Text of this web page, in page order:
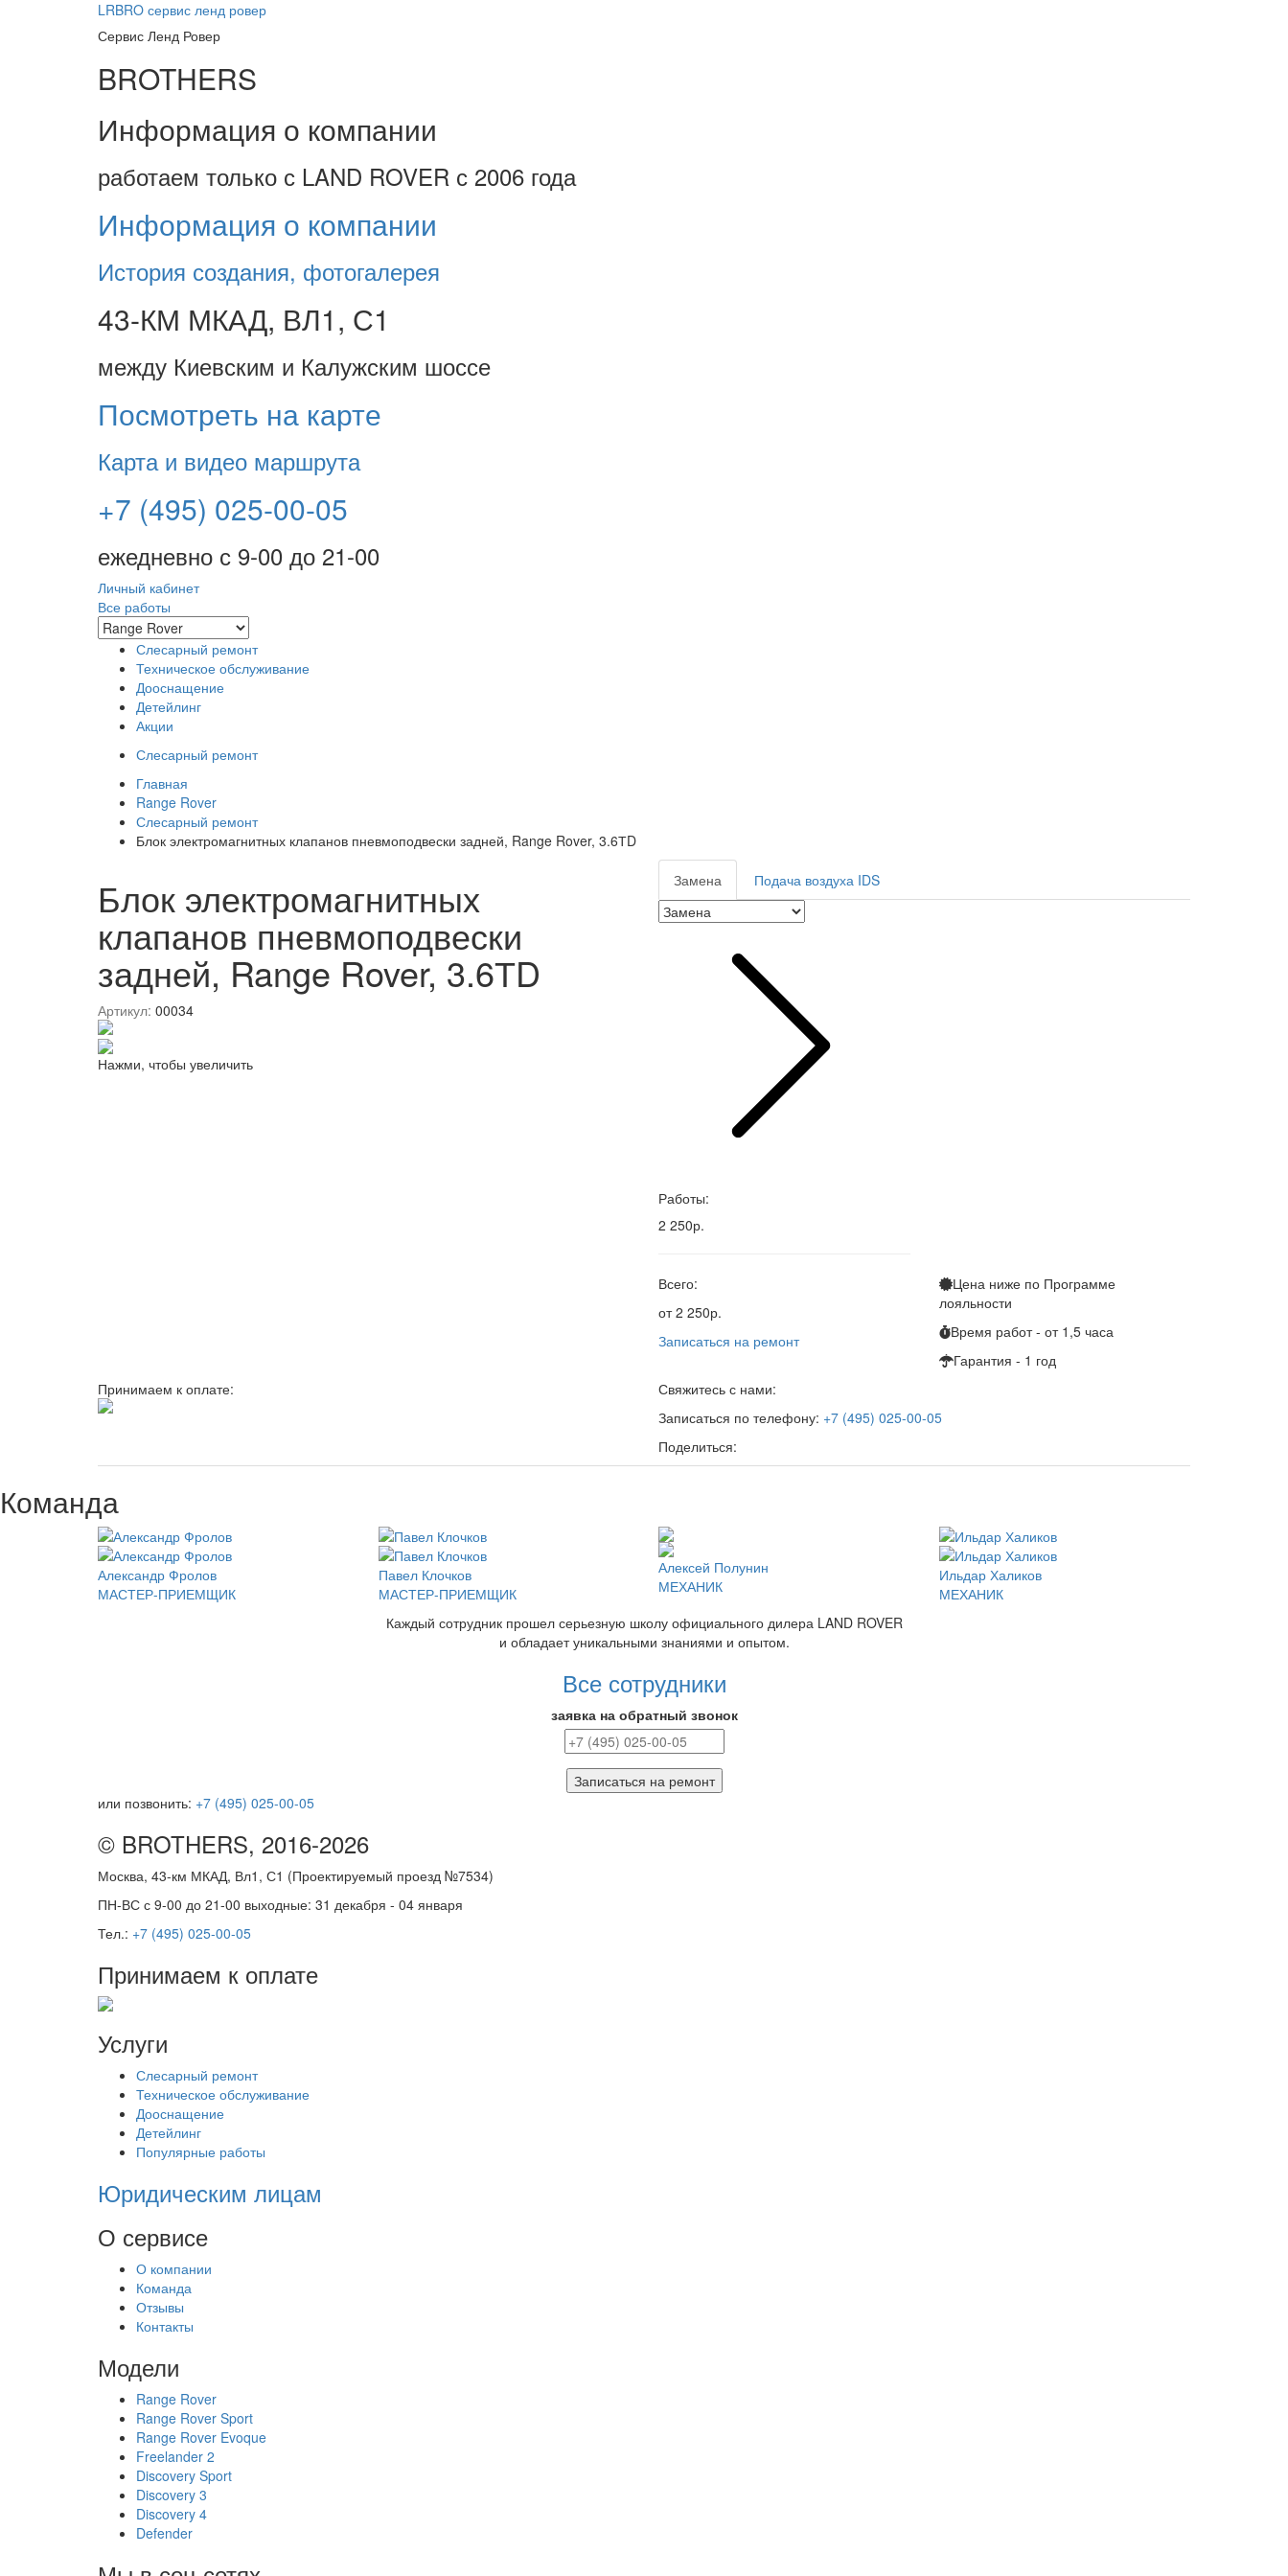
LRBRO сервис ленд ровер
Сервис Ленд Ровер
BROTHERS
Информация о компании
работаем только с LAND ROVER с 2006 года
Информация о компании
История создания, фотогалерея
43-КМ МКАД, ВЛ1, С1
между Киевским и Калужским шоссе
Посмотреть на карте
Карта и видео маршрута
+7 (495) 025-00-05
ежедневно с 9-00 до 21-00
Личный кабинет
Все работы
Слесарный ремонт
Техническое обслуживание
Дооснащение
Детейлинг
Акции
Слесарный ремонт
Главная
Range Rover
Слесарный ремонт
Блок электромагнитных клапанов пневмоподвески задней, Range Rover, 3.6ТD
Блок электромагнитных
клапанов пневмоподвески
задней, Range Rover, 3.6ТD
Артикул: 00034
Нажми, чтобы увеличить
Замена Подача воздуха IDS
Работы:
2 250р.
Всего:
от 2 250р.
Записаться на ремонт
Цена ниже по Программе
лояльности
Время работ - от 1,5 часа
Гарантия - 1 год
Принимаем к оплате:
Свяжитесь с нами:
Записаться по телефону: +7 (495) 025-00-05
Поделиться:
Команда
Александр Фролов
МАСТЕР-ПРИЕМЩИК
Павел Клочков
МАСТЕР-ПРИЕМЩИК
Алексей Полунин
МЕХАНИК
Ильдар Халиков
МЕХАНИК
Каждый сотрудник прошел серьезную школу официального дилера LAND ROVER
и обладает уникальными знаниями и опытом.
Все сотрудники
заявка на обратный звонок
Записаться на ремонт
или позвонить: +7 (495) 025-00-05
© BROTHERS, 2016-2026
Москва, 43-км МКАД, Вл1, С1 (Проектируемый проезд №7534)
ПН-ВС с 9-00 до 21-00 выходные: 31 декабря - 04 января
Тел.: +7 (495) 025-00-05
Принимаем к оплате
Услуги
Слесарный ремонт
Техническое обслуживание
Дооснащение
Детейлинг
Популярные работы
Юридическим лицам
О сервисе
О компании
Команда
Отзывы
Контакты
Модели
Range Rover
Range Rover Sport
Range Rover Evoque
Freelander 2
Discovery Sport
Discovery 3
Discovery 4
Defender